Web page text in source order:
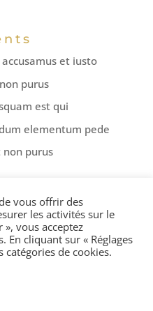
et iusto
purus
est qui
elementum pede
purus
Sàrl - Tous
vous offrir des
les activités sur le
», vous acceptez
En cliquant sur « Réglages
catégories de cookies.